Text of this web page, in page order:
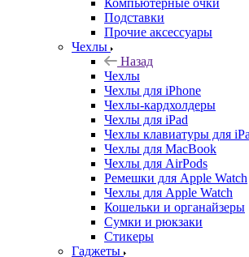
Компьютерные очки
Подставки
Прочие аксессуары
Чехлы
Назад
Чехлы
Чехлы для iPhone
Чехлы-кардхолдеры
Чехлы для iPad
Чехлы клавиатуры для
Чехлы для MacBook
Чехлы для AirPods
Ремешки для Apple Watch
Чехлы для Apple Watch
Кошельки и органайзеры
Сумки и рюкзаки
Стикеры
Гаджеты